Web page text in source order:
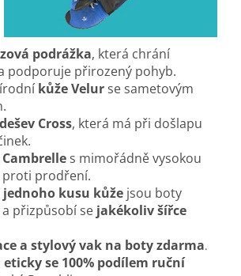
podrážka, která chrání
podporuje přirozený pohyb.
kůže Velur se sametovým
.
Cross, která má při došlapu
s mimořádně vysokou
prodření.
kusu kůže jsou boty
přizpůsobí se jakékoliv šířce
a stylový vak na boty zdarma.
eticky se 100% podílem ruční